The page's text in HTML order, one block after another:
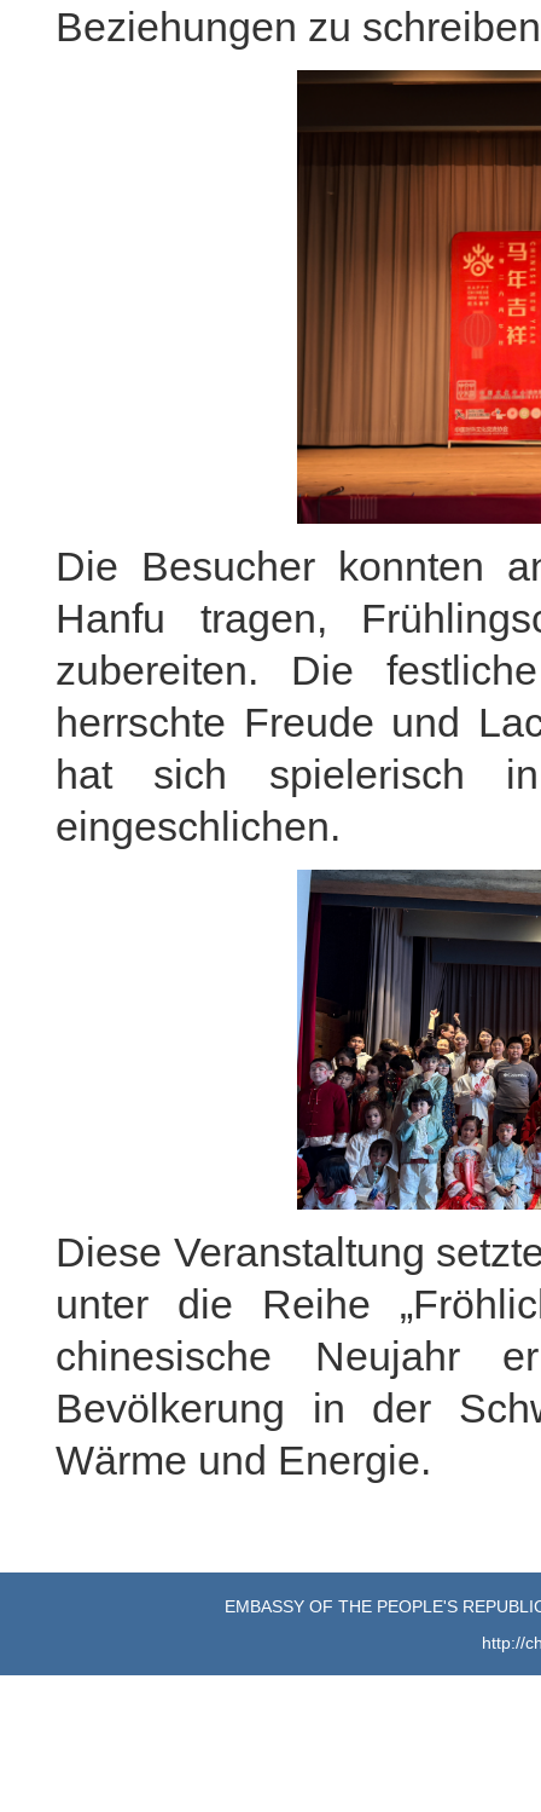
Beziehungen zu
Die Besucher konnten
Hanfu tragen,
zubereiten. Die
herrschte Freude und
hat sich spielerisch
eingeschlichen.
Diese Veranstaltung
unter die Reihe
chinesische Neujahr
Bevölkerung in der
Wärme und Energie.
EMBASSY OF THE PEOPLE'S
http://